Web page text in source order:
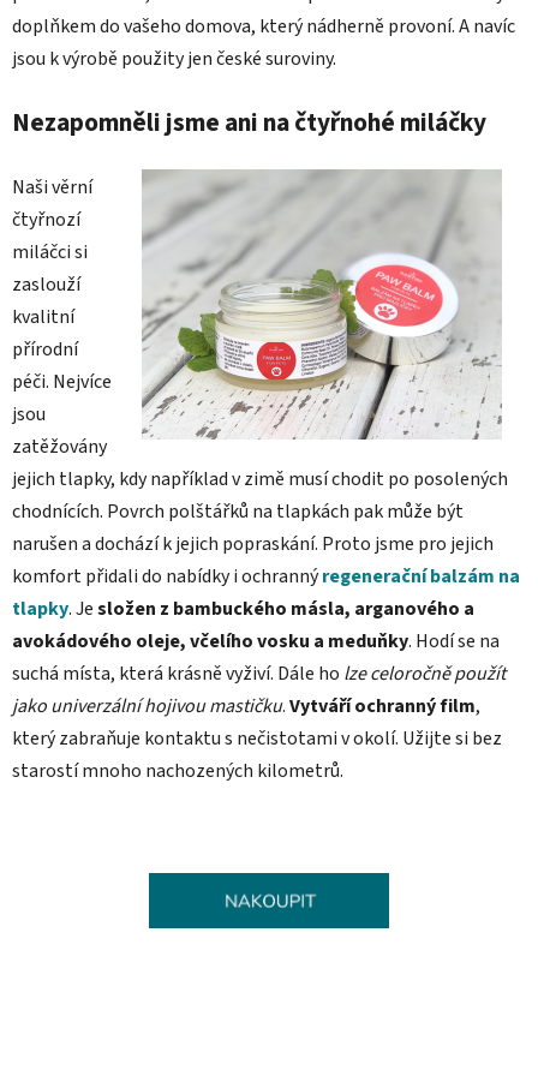
doplňkem do vašeho domova, který nádherně provoní. A navíc
jsou k výrobě použity jen české suroviny.
Nezapomněli jsme ani na čtyřnohé miláčky
Naši věrní
čtyřnozí
miláčci si
zaslouží
kvalitní
přírodní
péči. Nejvíce
jsou
zatěžovány
jejich tlapky, kdy například v zimě musí chodit po posolených
chodnících. Povrch polštářků na tlapkách pak může být
narušen a dochází k jejich popraskání. Proto jsme pro jejich
komfort přidali do nabídky i ochrannýregenerační balzám na
tlapky. Jesložen z bambuckého másla, arganového a
avokádového oleje, včelího vosku a meduňky. Hodí se na
suchá místa, která krásně vyživí. Dále ho lze celoročně použít
jako univerzální hojivou mastičku.Vytváří ochranný film,
který zabraňuje kontaktu s nečistotami v okolí. Užijte si bez
starostí mnoho nachozených kilometrů.